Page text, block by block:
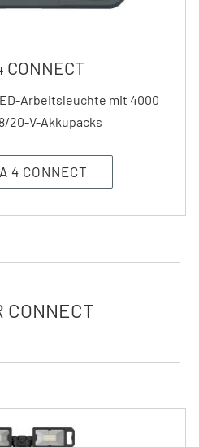
CONNECT
Arbeitsleuchte mit 4000
20-V-Akkupacks
4 CONNECT
CONNECT